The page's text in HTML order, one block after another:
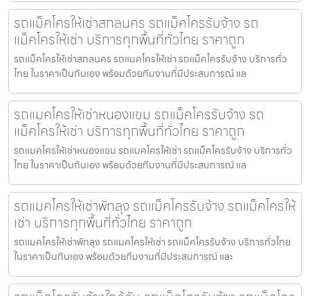
รถแม็คโครให้เช่าสกลนคร รถแม็คโครรับจ้าง รถ
แม็คโครให้เช่า บริการทุกพื้นที่ทั่วไทย ราคาถูก
รถแม็คโครให้เช่าสกลนคร รถแมคโครให้เช่า รถแม็คโครรับจ้าง บริการทั่ว
ไทย ในราคาเป็นกันเอง พร้อมด้วยทีมงานที่มีประสบการณ์ แล
รถแมคโครให้เช่าหนองแขม รถแม็คโครรับจ้าง รถ
แม็คโครให้เช่า บริการทุกพื้นที่ทั่วไทย ราคาถูก
รถแมคโครให้เช่าหนองแขม รถแมคโครให้เช่า รถแม็คโครรับจ้าง บริการทั่ว
ไทย ในราคาเป็นกันเอง พร้อมด้วยทีมงานที่มีประสบการณ์ แล
รถแมคโครให้เช่าพัทลุง รถแม็คโครรับจ้าง รถแม็คโครให้
เช่า บริการทุกพื้นที่ทั่วไทย ราคาถูก
รถแมคโครให้เช่าพัทลุง รถแมคโครให้เช่า รถแม็คโครรับจ้าง บริการทั่วไทย
ในราคาเป็นกันเอง พร้อมด้วยทีมงานที่มีประสบการณ์ และ